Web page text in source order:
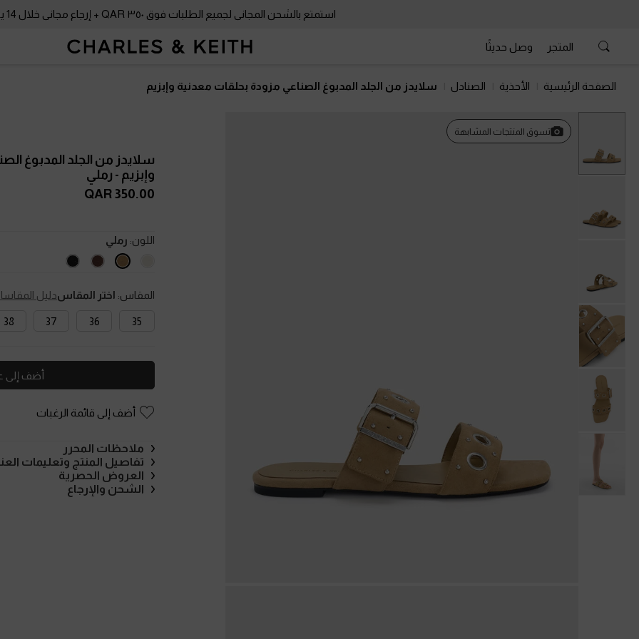
استمتع بالشحن المجاني لجميع الطلبات فوق ٣٥٠ QAR + إرجاع مجاني خلال 14 يومًا!
المتجر وصل حديثًا
الصفحة الرئيسية الأحذية الصنادل سلايدز من الجلد المدبوغ الصناعي مزودة بحلقات معدنية وإبزيم
تسوق المنتجات المشابهة
سلايدز من الجلد المدبوغ
وإبزيم - رملي
350.00 QAR
اللون: رملي
المقاس: اختر المقاسدليل
35
36
37
38
أضف إلى
أضف إلى قائمة الرغبات
ملاحظات المحرر
تفاصيل المنتج وتعليمات
العروض الحصرية
الشحن والإرجاع